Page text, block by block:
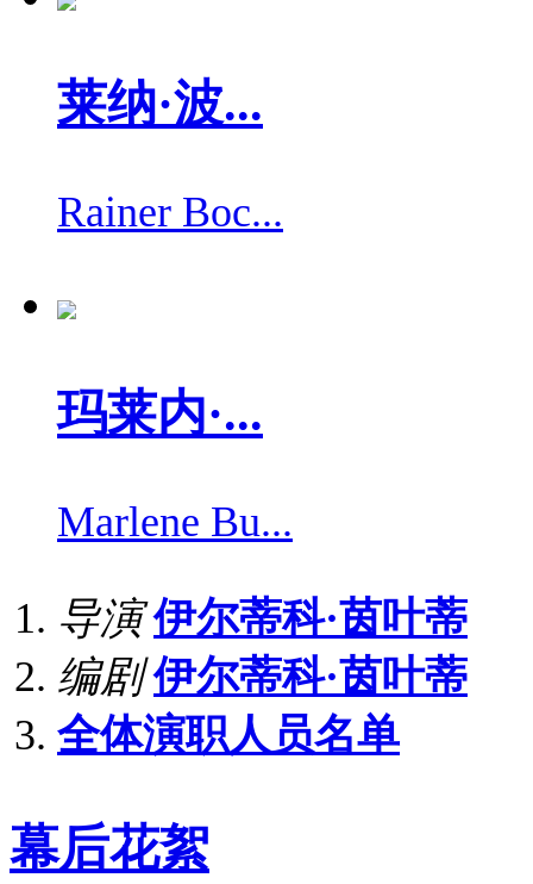
莱纳·波...
Rainer Boc...
玛莱内·...
Marlene Bu...
导演 伊尔蒂科·茵叶蒂
编剧 伊尔蒂科·茵叶蒂
全体演职人员名单
幕后花絮